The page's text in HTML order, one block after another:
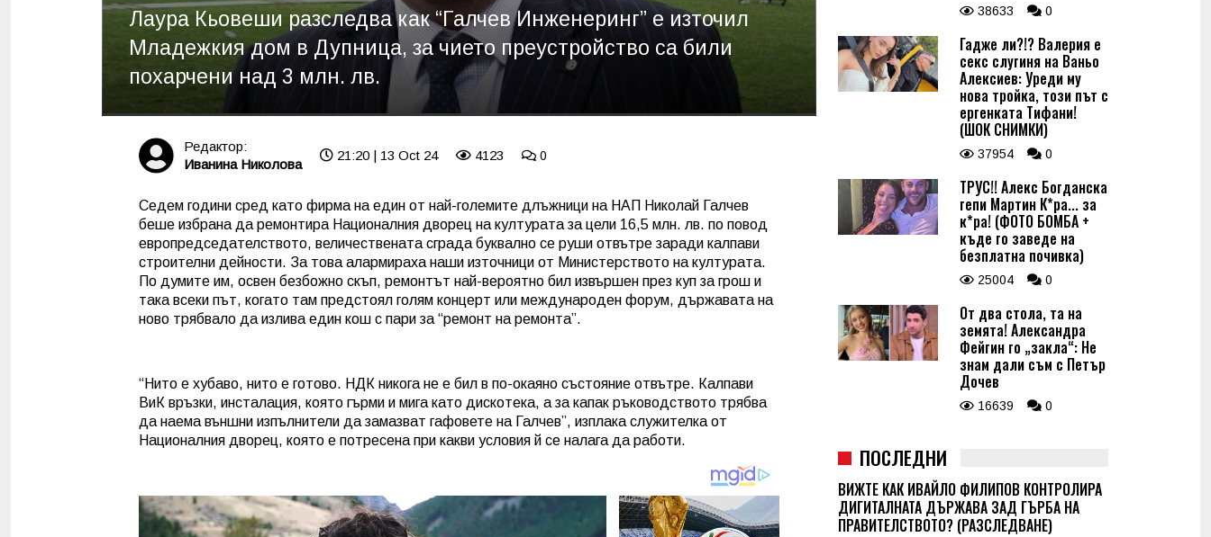
Лаура Кьовеши разследва как “Галчев Инженеринг” е източил
Младежкия дом в Дупница, за чието преустройство са били
похарчени над 3 млн. лв.
Редактор:
Иванина Николова
21:20 | 13 Oct 24 4123 0
Седем години сред като фирма на един от най-големите длъжници на НАП Николай Галчев
беше избрана да ремонтира Националния дворец на културата за цели 16,5 млн. лв. по повод
европредседателството, величествената сграда буквално се руши отвътре заради калпави
строителни дейности. За това алармираха наши източници от Министерството на културата.
По думите им, освен безбожно скъп, ремонтът най-вероятно бил извършен през куп за грош и
така всеки път, когато там предстоял голям концерт или международен форум, държавата на
ново трябвало да излива един кош с пари за “ремонт на ремонта”.
“Нито е хубаво, нито е готово. НДК никога не е бил в по-окаяно състояние отвътре. Калпави
ВиК връзки, инсталация, която гърми и мига като дискотека, а за капак ръководството трябва
да наема външни изпълнители да замазват гафовете на Галчев”, изплака служителка от
Националния дворец, която е потресена при какви условия й се налага да работи.
38633 0
Гадже ли?!? Валерия е
секс слугиня на Ваньо
Алексиев: Уреди му
нова тройка, този път с
ергенката Тифани!
(ШОК СНИМКИ)
37954 0
ТРУС!! Алекс Богданска
гепи Мартин К*ра... за
к*ра! (ФОТО БОМБА +
къде го заведе на
безплатна почивка)
25004 0
От два стола, та на
земята! Александра
Фейгин го „закла“: Не
знам дали съм с Петър
Дочев
16639 0
ПОСЛЕДНИ
ВИЖТЕ КАК ИВАЙЛО ФИЛИПОВ КОНТРОЛИРА
ДИГИТАЛНАТА ДЪРЖАВА ЗАД ГЪРБА НА
ПРАВИТЕЛСТВОТО? (РАЗСЛЕДВАНЕ)